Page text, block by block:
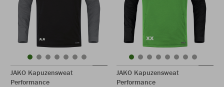
JAKO Kapuzensweat
Performance
JAKO Kapuzensweat
Performance